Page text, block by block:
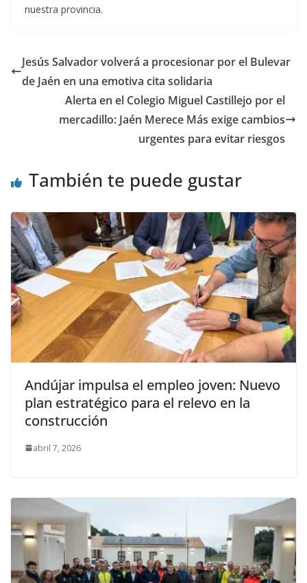
nuestra provincia.
Jesús Salvador volverá a procesionar por el Bulevar
de Jaén en una emotiva cita solidaria
Alerta en el Colegio Miguel Castillejo por el
mercadillo: Jaén Merece Más exige cambios
urgentes para evitar riesgos
También te puede gustar
Andújar impulsa el empleo joven: Nuevo
plan estratégico para el relevo en la
construcción
abril 7, 2026